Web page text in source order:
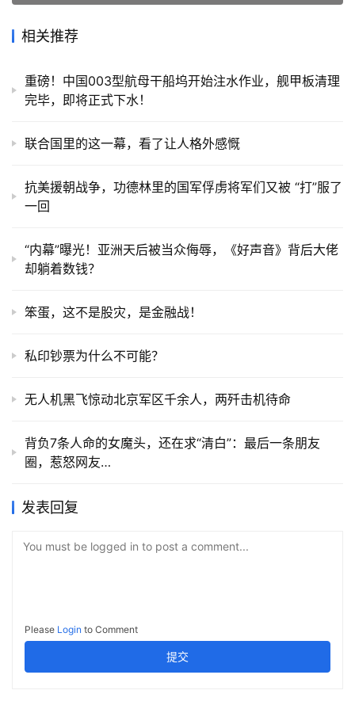
相关推荐
重磅！中国003型航母干船坞开始注水作业，舰甲板清理
完毕，即将正式下水！
联合国里的这一幕，看了让人格外感慨
抗美援朝战争，功德林里的国军俘虏将军们又被 “打”服了
一回
“内幕”曝光！亚洲天后被当众侮辱，《好声音》背后大佬
却躺着数钱？
笨蛋，这不是股灾，是金融战！
私印钞票为什么不可能？
无人机黑飞惊动北京军区千余人，两歼击机待命
背负7条人命的女魔头，还在求“清白”：最后一条朋友
圈，惹怒网友…
发表回复
You must be logged in to post a comment...
Please Login to Comment
提交